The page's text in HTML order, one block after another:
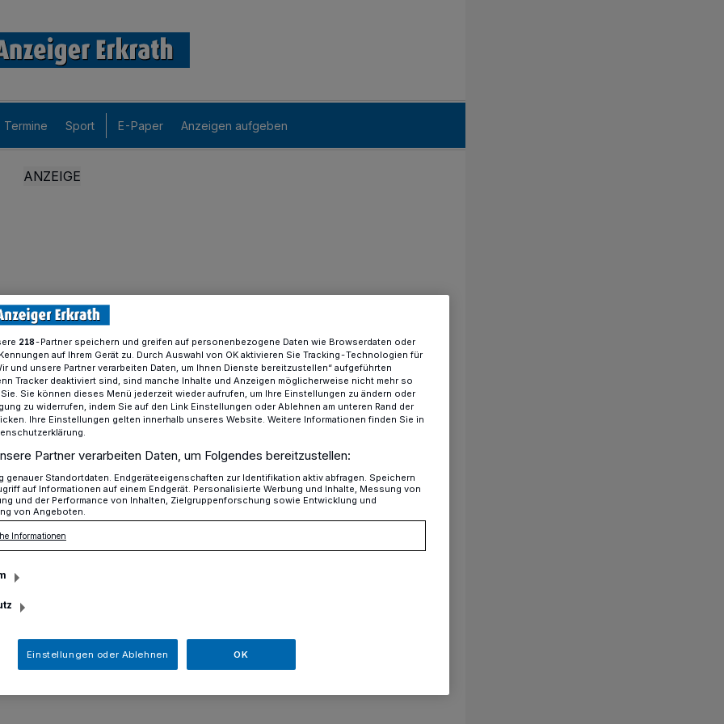
Termine Sport E-Paper Anzeigen aufgeben
für Frosch & Co
für Frosch &
der Feuerwache Erkrath wurden
einen 300 Meter langen
auf die Baustelle zu geraten.
218-Partner speichern und greifen auf personenbezogene Daten wie Browserdaten oder
auf Ihrem Gerät zu. Durch Auswahl von OK aktivieren Sie Tracking-Technologien für
und unsere Partner verarbeiten Daten, um Ihnen Dienste bereitzustellen“ aufgeführten
Tracker deaktiviert sind, sind manche Inhalte und Anzeigen möglicherweise nicht mehr so
Sie können dieses Menü jederzeit wieder aufrufen, um Ihre Einstellungen zu ändern oder
zu widerrufen, indem Sie auf den Link Einstellungen oder Ablehnen am unteren Rand der
Ihre Einstellungen gelten innerhalb unseres Website. Weitere Informationen finden Sie in
Partner verarbeiten Daten, um Folgendes bereitzustellen:
genauer Standortdaten. Endgeräteeigenschaften zur Identifikation aktiv abfragen. Speichern
auf Informationen auf einem Endgerät. Personalisierte Werbung und Inhalte, Messung von
und der Performance von Inhalten, Zielgruppenforschung sowie Entwicklung und
von Angeboten.
Informationen
Einstellungen oder Ablehnen OK